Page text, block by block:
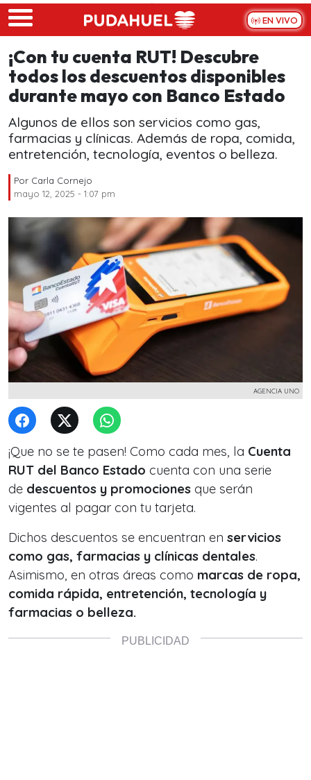
Skip to main content
EN VIVO
¡Con tu cuenta RUT! Descubre
todos los descuentos disponibles
durante mayo con Banco Estado
Algunos de ellos son servicios como gas,
farmacias y clínicas. Además de ropa, comida,
entretención, tecnología, eventos o belleza.
Por Carla Cornejo
mayo 12, 2025 - 1:07 pm
AGENCIA UNO
¡Que no se te pasen! Como cada mes, la Cuenta
RUT del Banco Estado cuenta con una serie
de descuentos y promociones que serán
vigentes al pagar con tu tarjeta.
Dichos descuentos se encuentran en servicios
como gas, farmacias y clínicas dentales.
Asimismo, en otras áreas como marcas de ropa,
comida rápida, entretención, tecnología y
farmacias o belleza.